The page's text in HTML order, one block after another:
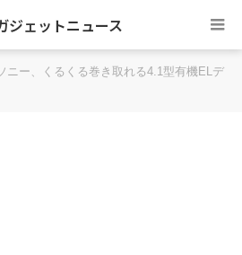
ェットニュース
ニー、くるくる巻き取れる4.1型有機ELデ